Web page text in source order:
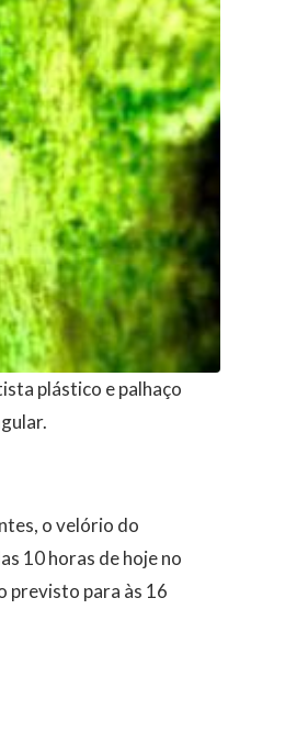
plástico e palhaço
o velório do
10 horas de hoje no
previsto para às 16